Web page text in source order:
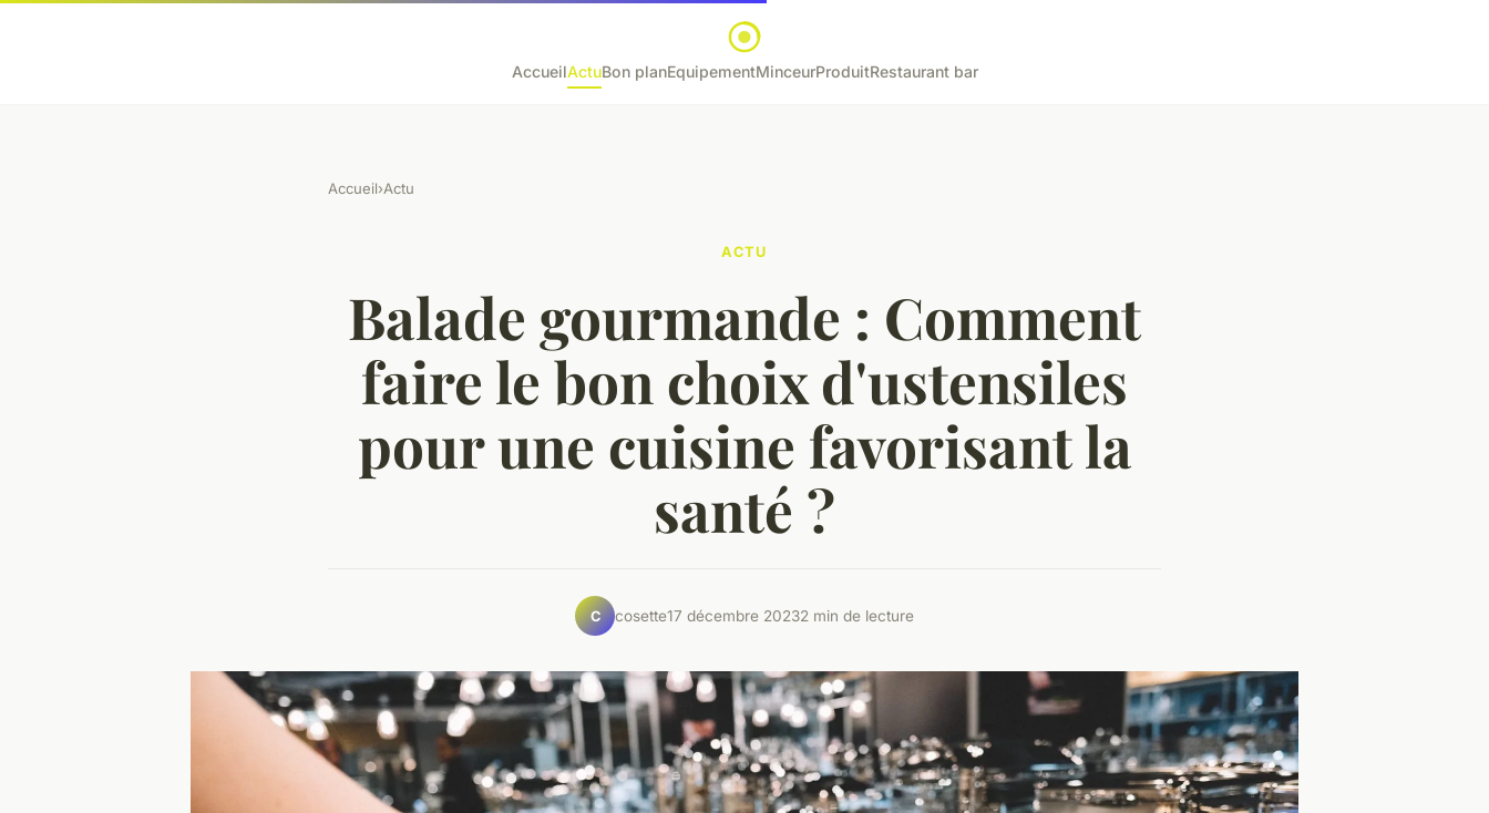
AccueilActuBon planEquipementMinceurProduitRestaurant bar
Accueil›Actu
ACTU
Balade gourmande : Comment
faire le bon choix d'ustensiles
pour une cuisine favorisant la
santé ?
C cosette17 décembre 20232 min de lecture